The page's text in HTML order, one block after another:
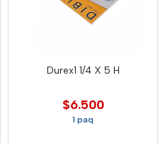
Durex1 1/4 X 5 H
$6.500
1 paq